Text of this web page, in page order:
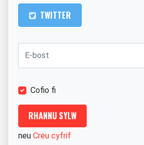
TWITTER
Cofio fi
neu Creu cyfrif